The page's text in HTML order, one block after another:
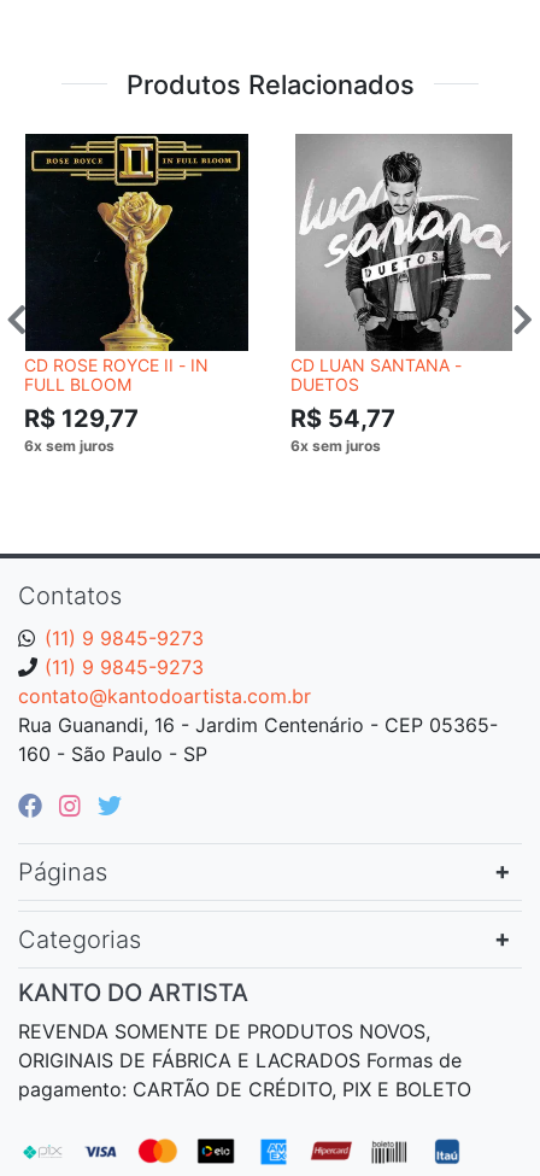
Produtos Relacionados
CD ROSE ROYCE II - IN
FULL BLOOM
R$ 129,77
CD LUAN SANTANA -
DUETOS
R$ 54,77
Contatos
(11) 9 9845-9273
(11) 9 9845-9273
contato@kantodoartista.com.br
Rua Guanandi, 16 - Jardim Centenário - CEP 05365-
160 - São Paulo - SP
Páginas
Categorias
KANTO DO ARTISTA
REVENDA SOMENTE DE PRODUTOS NOVOS,
ORIGINAIS DE FÁBRICA E LACRADOS Formas de
pagamento: CARTÃO DE CRÉDITO, PIX E BOLETO